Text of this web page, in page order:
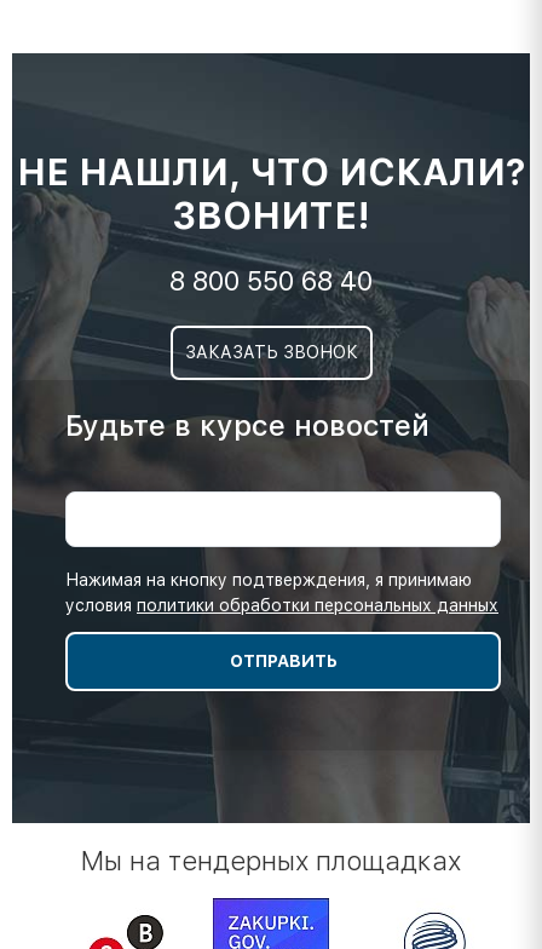
НЕ НАШЛИ, ЧТО ИСКАЛИ?
ЗВОНИТЕ!
8 800 550 68 40
ЗАКАЗАТЬ ЗВОНОК
Будьте в курсе новостей
Нажимая на кнопку подтверждения, я принимаю
условия политики обработки персональных данных
Мы на тендерных площадках